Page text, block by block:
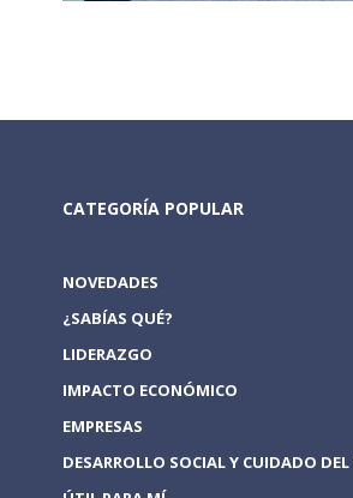
CATEGORÍA POPULAR
NOVEDADES
¿SABÍAS QUÉ?
LIDERAZGO
IMPACTO ECONÓMICO
EMPRESAS
DESARROLLO SOCIAL Y CUIDADO